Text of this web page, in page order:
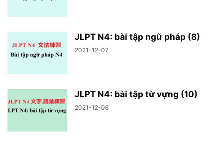
JLPT N4: bài tập ngữ pháp (8)
2021-12-07
JLPT N4: bài tập từ vựng (10)
2021-12-06